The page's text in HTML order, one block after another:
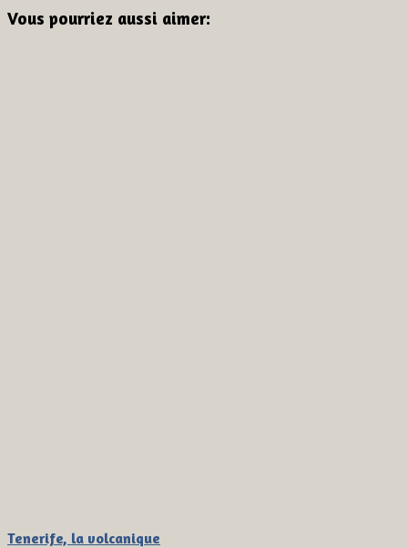
merveilles
Vous pourriez aussi aimer:
Tenerife, la volcanique